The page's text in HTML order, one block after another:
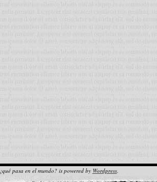
¿qué pasa en el mundo? is powered by Wordpress.